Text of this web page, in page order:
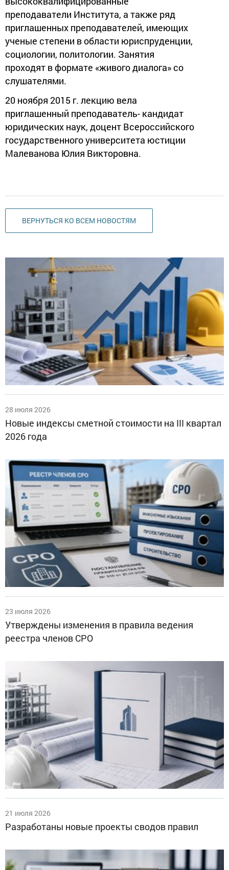
преподаватели Института, а также ряд
приглашенных преподавателей, имеющих
ученые степени в области юриспруденции,
социологии, политологии. Занятия
проходят в формате «живого диалога» со
слушателями.
20 ноября 2015 г. лекцию вела
приглашенный преподаватель- кандидат
юридических наук, доцент Всероссийского
государственного университета юстиции
Малеванова Юлия Викторовна.
ВЕРНУТЬСЯ КО ВСЕМ НОВОСТЯМ
28 июля 2026
Новые индексы сметной стоимости на III квартал
2026 года
23 июля 2026
Утверждены изменения в правила ведения
реестра членов СРО
21 июля 2026
Разработаны новые проекты сводов правил